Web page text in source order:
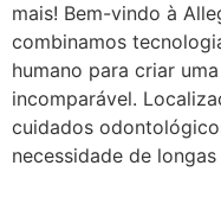
mais! Bem-vindo à
combinamos
humano para criar
incomparável.
cuidados
necessidade de